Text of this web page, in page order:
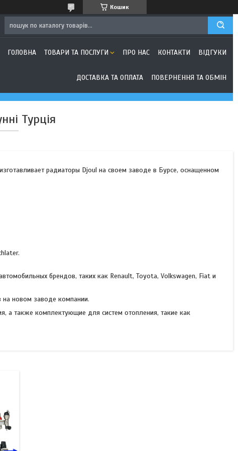
Кошик
ГОЛОВНА ТОВАРИ ТА ПОСЛУГИ ПРО НАС КОНТАКТИ ВІДГУКИ
ДОСТАВКА ТА ОПЛАТА ПОВЕРНЕННЯ ТА ОБМІН
Турція
радиаторы Djoul на своем заводе в Бурсе, оснащенном
брендов, таких как Renault, Toyota, Volkswagen, Fiat и
на новом заводе компании.
а также комплектующие для систем отопления, такие как